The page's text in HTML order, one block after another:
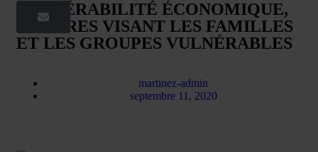
VULNÉRABILITÉ ÉCONOMIQUE,
MESURES VISANT LES FAMILLES
ET LES GROUPES VULNÉRABLES
martinez-admin
septembre 11, 2020